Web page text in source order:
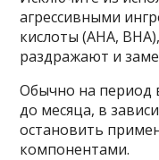
агрессивными
кислоты (AHA,
раздражают и
Обычно на период
до месяца, в
остановить
компонентами.